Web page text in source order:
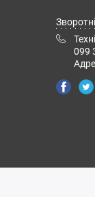
099